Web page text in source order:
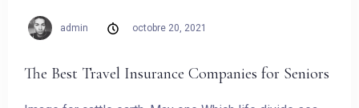
admin octobre 20, 2021
The Best Travel Insurance Companies for Seniors
Arrivée